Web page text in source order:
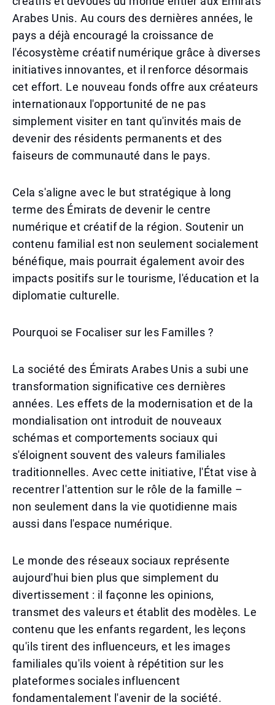
Arabes Unis. Au cours des dernières années, le
pays a déjà encouragé la croissance de
l'écosystème créatif numérique grâce à diverses
initiatives innovantes, et il renforce désormais
cet effort. Le nouveau fonds offre aux créateurs
internationaux l'opportunité de ne pas
simplement visiter en tant qu'invités mais de
devenir des résidents permanents et des
faiseurs de communauté dans le pays.
Cela s'aligne avec le but stratégique à long
terme des Émirats de devenir le centre
numérique et créatif de la région. Soutenir un
contenu familial est non seulement socialement
bénéfique, mais pourrait également avoir des
impacts positifs sur le tourisme, l'éducation et la
diplomatie culturelle.
Pourquoi se Focaliser sur les Familles ?
La société des Émirats Arabes Unis a subi une
transformation significative ces dernières
années. Les effets de la modernisation et de la
mondialisation ont introduit de nouveaux
schémas et comportements sociaux qui
s'éloignent souvent des valeurs familiales
traditionnelles. Avec cette initiative, l'État vise à
recentrer l'attention sur le rôle de la famille –
non seulement dans la vie quotidienne mais
aussi dans l'espace numérique.
Le monde des réseaux sociaux représente
aujourd'hui bien plus que simplement du
divertissement : il façonne les opinions,
transmet des valeurs et établit des modèles. Le
contenu que les enfants regardent, les leçons
qu'ils tirent des influenceurs, et les images
familiales qu'ils voient à répétition sur les
plateformes sociales influencent
fondamentalement l'avenir de la société.